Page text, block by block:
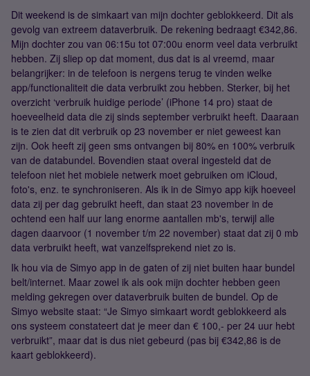
Dit weekend is de simkaart van mijn dochter geblokkeerd. Dit als
gevolg van extreem dataverbruik. De rekening bedraagt €342,86.
Mijn dochter zou van 06:15u tot 07:00u enorm veel data verbruikt
hebben. Zij sliep op dat moment, dus dat is al vreemd, maar
belangrijker: in de telefoon is nergens terug te vinden welke
app/functionaliteit die data verbruikt zou hebben. Sterker, bij het
overzicht ‘verbruik huidige periode’ (iPhone 14 pro) staat de
hoeveelheid data die zij sinds september verbruikt heeft. Daaraan
is te zien dat dit verbruik op 23 november er niet geweest kan
zijn. Ook heeft zij geen sms ontvangen bij 80% en 100% verbruik
van de databundel. Bovendien staat overal ingesteld dat de
telefoon niet het mobiele netwerk moet gebruiken om iCloud,
foto's, enz. te synchroniseren. Als ik in de Simyo app kijk hoeveel
data zij per dag gebruikt heeft, dan staat 23 november in de
ochtend een half uur lang enorme aantallen mb's, terwijl alle
dagen daarvoor (1 november t/m 22 november) staat dat zij 0 mb
data verbruikt heeft, wat vanzelfsprekend niet zo is.
Ik hou via de Simyo app in de gaten of zij niet buiten haar bundel
belt/internet. Maar zowel ik als ook mijn dochter hebben geen
melding gekregen over dataverbruik buiten de bundel. Op de
Simyo website staat: “Je Simyo simkaart wordt geblokkeerd als
ons systeem constateert dat je meer dan € 100,- per 24 uur hebt
verbruikt”, maar dat is dus niet gebeurd (pas bij €342,86 is de
kaart geblokkeerd).